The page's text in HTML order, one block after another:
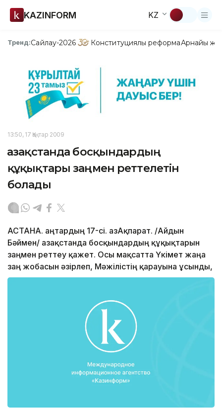
KAZINFORM KZ
Тренд:Сайлау-2026 Конституциялық реформаАрнайы
13:50, 17 Қаңтар 2009
Қазақстанда босқындардың
құқықтары заңмен реттелетін
болады
АСТАНА. Қаңтардың 17-сі. ҚазАқпарат. /Айдын
Бәймен/ Қазақстанда босқындардың құқықтарын
заңмен реттеу қажет. Осы мақсатта Үкімет жаңа
заң жобасын әзірлеп, Мәжілістің қарауына ұсынды,